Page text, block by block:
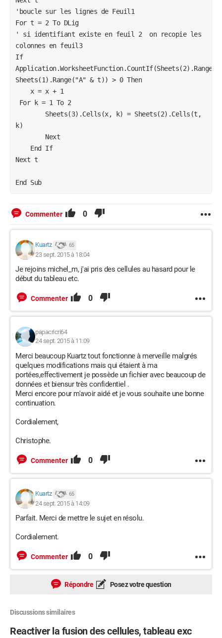
'boucle sur les lignes de Feuil1
For t = 2 To DLig
' si identifiant existe en feuil 2  on recopie les
colonnes en feuil3
If
Sheets(1).Range("A" & t)) > 0 Then
k)
Next t
End Sub
Commenter 0
Kuartz 65
23 sept. 2015 à 18:04
Je rejoins michel_m, j'ai pris des cellules au hasard pour le
début du tableau etc.
Commenter 0
papacricri64
24 sept. 2015 à 11:09
Merci beaucoup Kuartz tout fonctionne à merveille malgrés
quelques modifications mais qui étaient à ma
portées,effectivement je possède un fichier avec beaucoup de
données et biensur très confidentiel .
Merci encore pour m'avoir aidé et je vous souhaite une bonne
continuation.
Cordialement,
Christophe.
Commenter 0
Kuartz 65
24 sept. 2015 à 14:09
Parfait. Merci de mettre le sujet en résolu.
Cordialement.
Commenter 0
Répondre Posez votre question
Discussions similaires
Reactiver la fusion des cellules, tableau exc